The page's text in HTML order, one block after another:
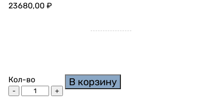
23680,00 ₽
Кол-во В корзину